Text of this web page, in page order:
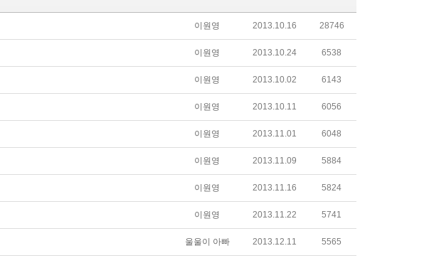
이원영 2013.10.16 28746
이원영 2013.10.24 6538
이원영 2013.10.02 6143
이원영 2013.10.11 6056
이원영 2013.11.01 6048
이원영 2013.11.09 5884
이원영 2013.11.16 5824
이원영 2013.11.22 5741
울울이 아빠 2013.12.11 5565